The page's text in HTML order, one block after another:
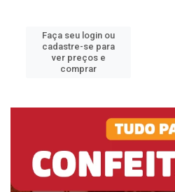
Faça seu login ou
cadastre-se para
ver preços e
comprar